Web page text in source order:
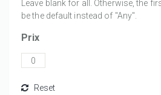
Leave blank for all. Otherwise, the
be the default instead of "Any".
Prix